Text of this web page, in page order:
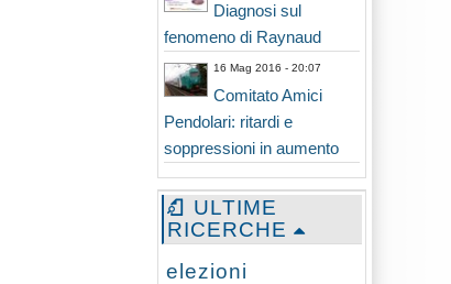
Diagnosi sul
fenomeno di Raynaud
16 Mag 2016 - 20:07
Comitato Amici
Pendolari: ritardi e
soppressioni in aumento
ULTIME
RICERCHE
elezioni